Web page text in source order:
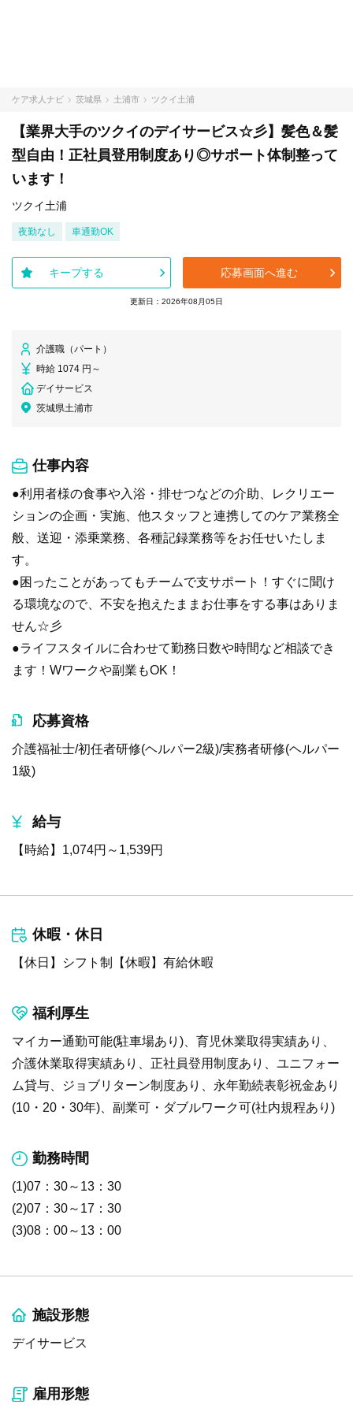
ケア求人ナビ 茨城県 土浦市 ツクイ土浦
【業界大手のツクイのデイサービス☆彡】髪色＆髪
型自由！正社員登用制度あり◎サポート体制整って
います！
ツクイ土浦
夜勤なし 車通勤OK
キープする 応募画面へ進む
更新日：2026年08月05日
介護職（パート）
時給 1074 円～
デイサービス
茨城県土浦市
仕事内容
●利用者様の食事や入浴・排せつなどの介助、レクリエー
ションの企画・実施、他スタッフと連携してのケア業務全
般、送迎・添乗業務、各種記録業務等をお任せいたしま
す。
●困ったことがあってもチームで支サポート！すぐに聞け
る環境なので、不安を抱えたままお仕事をする事はありま
せん☆彡
●ライフスタイルに合わせて勤務日数や時間など相談でき
ます！Wワークや副業もOK！
応募資格
介護福祉士/初任者研修(ヘルパー2級)/実務者研修(ヘルパー
1級)
給与
【時給】1,074円～1,539円
休暇・休日
【休日】シフト制【休暇】有給休暇
福利厚生
マイカー通勤可能(駐車場あり)、育児休業取得実績あり、
介護休業取得実績あり、正社員登用制度あり、ユニフォー
ム貸与、ジョブリターン制度あり、永年勤続表彰祝金あり
(10・20・30年)、副業可・ダブルワーク可(社内規程あり)
勤務時間
(1)07：30～13：30
(2)07：30～17：30
(3)08：00～13：00
施設形態
デイサービス
雇用形態